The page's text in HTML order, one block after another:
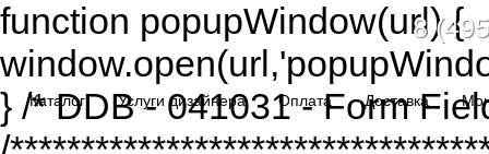
function popupWindow(url) {
} /* DDB - 041031 - Form
8
Каталог Услуги дизайнера Оплата Доставка